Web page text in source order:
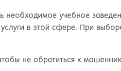
необходимое учебное
в этой сфере. При
не обратиться к